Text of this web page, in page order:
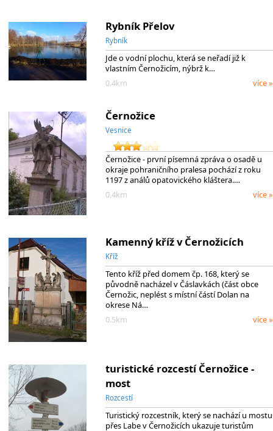
Rybník Přelov
Rybník
Jde o vodní plochu, která se neřadí již k
vlastním Černožicím, nýbrž k…
0.4km
více »
Černožice
Vesnice
Černožice - první písemná zpráva o osadě u
okraje pohraničního pralesa pochází z roku
1197 z análů opatovického kláštera.…
0.4km
více »
Kamenný kříž v Černožicích
Kříž
Tento kříž před domem čp. 168, který se
původně nacházel v Čáslavkách (část obce
Černožic, neplést s místní částí Dolan na
okrese Ná…
0.5km
více »
turistické rozcestí Černožice -
most
Rozcestí
Turistický rozcestník, který se nachází u mostu
přes Labe v Černožicích ukazuje turistům